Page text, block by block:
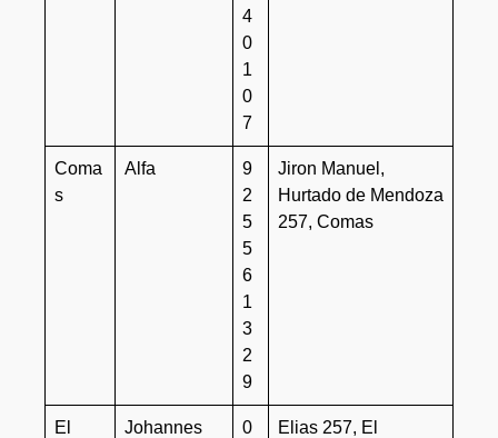
4
0
1
0
7
Coma
s
Alfa
9
2
5
5
6
1
3
2
9
Jiron Manuel,
Hurtado de Mendoza
257, Comas
El
Johannes
0
Elias 257, El